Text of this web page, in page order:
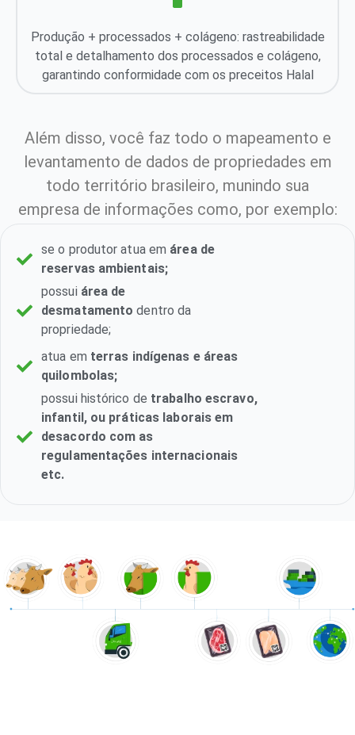
Produção + processados + colágeno: rastreabilidade
total e detalhamento dos processados e colágeno,
garantindo conformidade com os preceitos Halal
Além disso, você faz todo o mapeamento e
levantamento de dados de propriedades em
todo território brasileiro, munindo sua
empresa de informações como, por exemplo:
se o produtor atua em área de
reservas ambientais;
possui área de
desmatamento dentro da
propriedade;
atua em terras indígenas e áreas
quilombolas;
possui histórico de trabalho escravo,
infantil, ou práticas laborais em
desacordo com as
regulamentações internacionais
etc.